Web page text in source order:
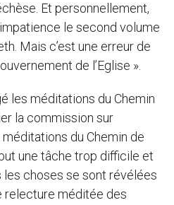
Et personnellement,
le second volume
Mais c’est une erreur de
de l’Eglise ».
les méditations du Chemin
la commission sur
du Chemin de
une tâche trop difficile et
les choses se sont révélées
relecture méditée des